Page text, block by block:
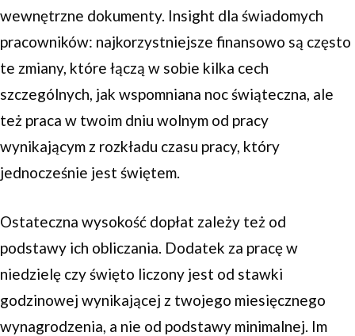
wewnętrzne dokumenty. Insight dla świadomych
pracowników: najkorzystniejsze finansowo są często
te zmiany, które łączą w sobie kilka cech
szczególnych, jak wspomniana noc świąteczna, ale
też praca w twoim dniu wolnym od pracy
wynikającym z rozkładu czasu pracy, który
jednocześnie jest świętem.
Ostateczna wysokość dopłat zależy też od
podstawy ich obliczania. Dodatek za pracę w
niedzielę czy święto liczony jest od stawki
godzinowej wynikającej z twojego miesięcznego
wynagrodzenia, a nie od podstawy minimalnej. Im